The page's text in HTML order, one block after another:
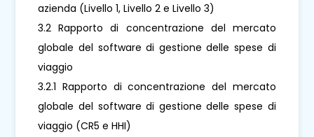
azienda (Livello 1, Livello 2 e Livello 3)
3.2 Rapporto di concentrazione del mercato
globale del software di gestione delle spese di
viaggio
3.2.1 Rapporto di concentrazione del mercato
globale del software di gestione delle spese di
viaggio (CR5 e HHI)